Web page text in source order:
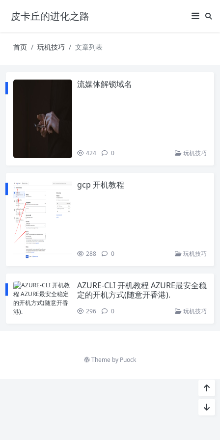
皮卡丘的进化之路
首页 玩机技巧 文章列表
流媒体解锁域名
424 0 玩机技巧
gcp 开机教程
288 0 玩机技巧
AZURE-CLI 开机教程 AZURE最安全稳
定的开机方式(随意开香港).
296 0 玩机技巧
Theme by Puock